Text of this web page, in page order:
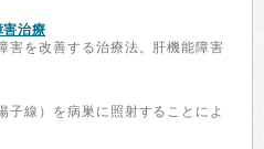
害治療
害を改善する治療法。肝機能障害
子線）を病巣に照射することによ